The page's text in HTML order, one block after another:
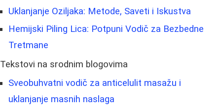
Uklanjanje Oziljaka: Metode, Saveti i Iskustva
Hemijski Piling Lica: Potpuni Vodič za Bezbedne
Tretmane
Tekstovi na srodnim blogovima
Sveobuhvatni vodič za anticelulit masažu i
uklanjanje masnih naslaga